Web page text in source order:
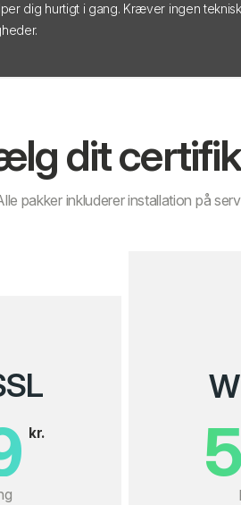
dig hurtigt i gang. Kræver ingen
dit
pakker inkluderer installation på
kr.